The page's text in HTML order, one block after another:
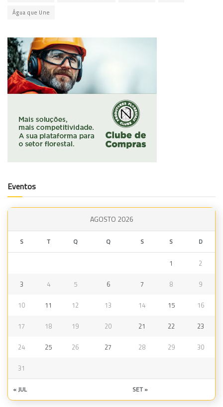
Água que Une
Eventos
AGOSTO 2026
S T Q Q S S D
1 2
3 4 5 6 7 8 9
10 11 12 13 14 15 16
17 18 19 20 21 22 23
24 25 26 27 28 29 30
31
« JUL SET »